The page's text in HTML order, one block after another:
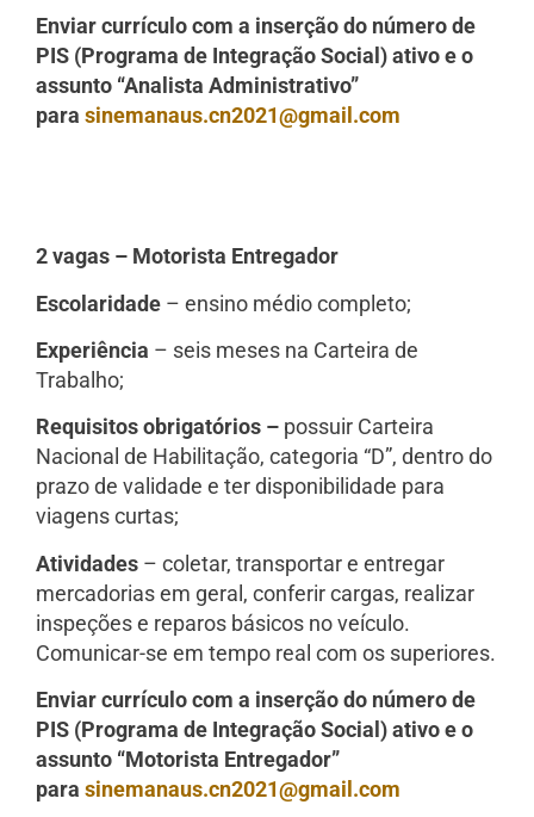
Enviar currículo com a inserção do número de
PIS (Programa de Integração Social) ativo e o
assunto “Analista Administrativo”
para sinemanaus.cn2021@gmail.com
2 vagas – Motorista Entregador
Escolaridade – ensino médio completo;
Experiência – seis meses na Carteira de
Trabalho;
Requisitos obrigatórios – possuir Carteira
Nacional de Habilitação, categoria “D”, dentro do
prazo de validade e ter disponibilidade para
viagens curtas;
Atividades – coletar, transportar e entregar
mercadorias em geral, conferir cargas, realizar
inspeções e reparos básicos no veículo.
Comunicar-se em tempo real com os superiores.
Enviar currículo com a inserção do número de
PIS (Programa de Integração Social) ativo e o
assunto “Motorista Entregador”
para sinemanaus.cn2021@gmail.com